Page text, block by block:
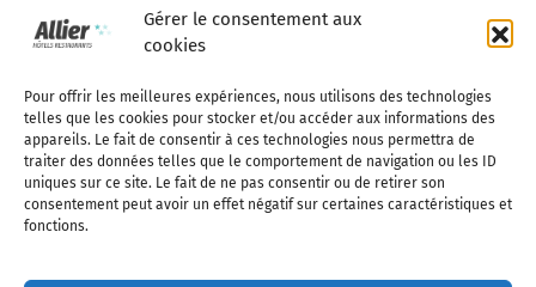
Gérer le consentement aux
cookies
Pour offrir les meilleures expériences, nous utilisons des technologies
telles que les cookies pour stocker et/ou accéder aux informations des
appareils. Le fait de consentir à ces technologies nous permettra de
traiter des données telles que le comportement de navigation ou les ID
uniques sur ce site. Le fait de ne pas consentir ou de retirer son
consentement peut avoir un effet négatif sur certaines caractéristiques et
fonctions.
Qui sommes-nous Publiez votre annonce
Adhérer à l’association Nous contacter